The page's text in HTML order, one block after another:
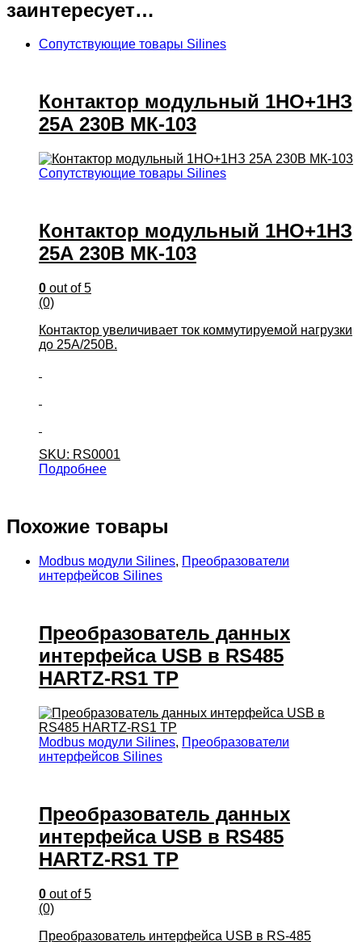
заинтересует…
Сопутствующие товары Silines
Контактор модульный 1НО+1НЗ
25А 230В МК-103
Сопутствующие товары Silines
Контактор модульный 1НО+1НЗ
25А 230В МК-103
0 out of 5
(0)
Контактор увеличивает ток коммутируемой нагрузки
до 25А/250В.
SKU: RS0001
Подробнее
Похожие товары
Modbus модули Silines, Преобразователи
интерфейсов Silines
Преобразователь данных
интерфейса USB в RS485
HARTZ-RS1 TP
Modbus модули Silines, Преобразователи
интерфейсов Silines
Преобразователь данных
интерфейса USB в RS485
HARTZ-RS1 TP
0 out of 5
(0)
Преобразователь интерфейса USB в RS-485